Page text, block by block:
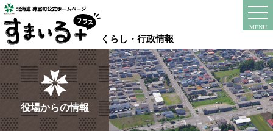
本
文
へ
移
動
る
くらし・行政情報
MENU
instagram
役場からの情報